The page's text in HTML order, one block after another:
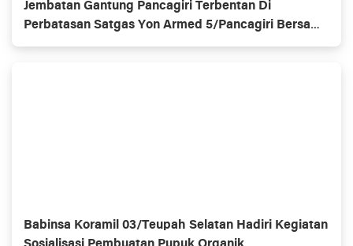
Jembatan Gantung Pancagiri Terbentan Di
Perbatasan Satgas Yon Armed 5/Pancagiri Bersama
Vertikal Rescue Dan PT MA/BDRMS
Babinsa Koramil 03/Teupah Selatan Hadiri Kegiatan